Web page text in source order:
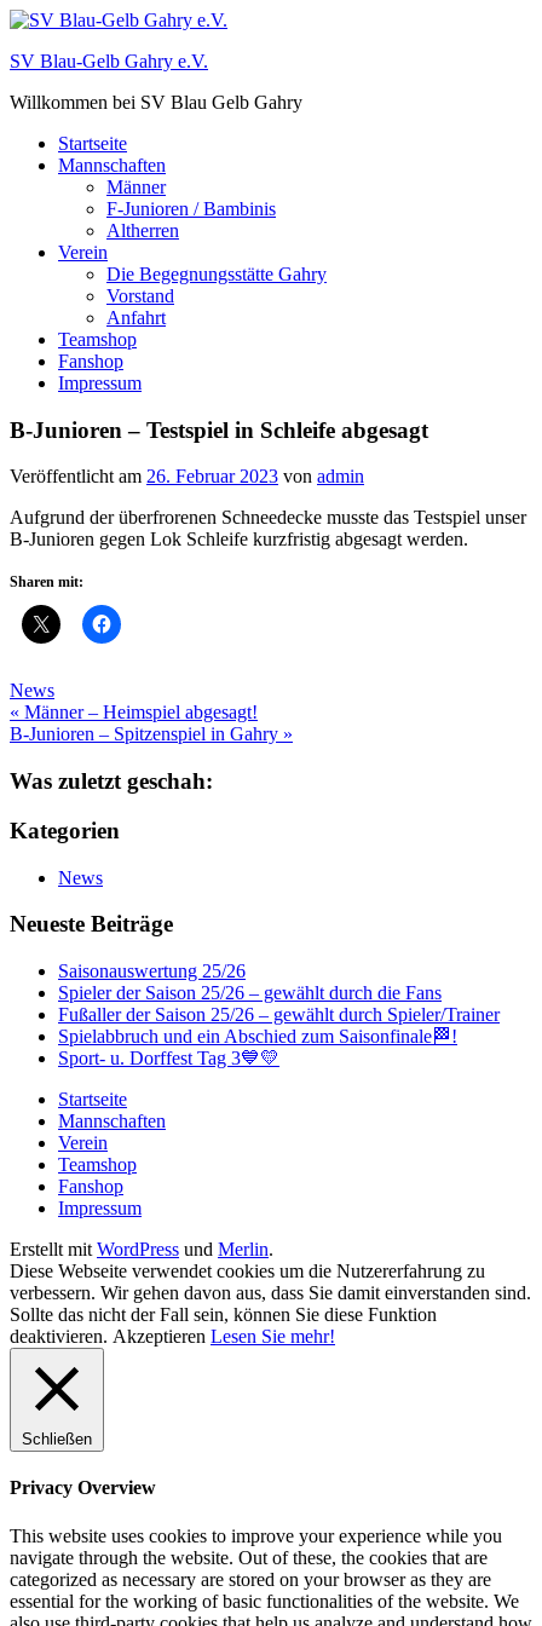
Zum
springen
SV Blau-Gelb Gahry e.V.
Willkommen bei SV Blau Gelb Gahry
Startseite
Mannschaften
Männer
F-Junioren / Bambinis
Altherren
Verein
Die Begegnungsstätte Gahry
Vorstand
Anfahrt
Teamshop
Fanshop
Impressum
B-Junioren – Testspiel in Schleife abgesagt
Veröffentlicht am 26. Februar 2023 von admin
Aufgrund der überfrorenen Schneedecke musste das Testspiel unser
B-Junioren gegen Lok Schleife kurzfristig abgesagt werden.
Sharen mit:
News
Beitragsnavigation
« Männer – Heimspiel abgesagt!
B-Junioren – Spitzenspiel in Gahry »
Was zuletzt geschah:
Kategorien
News
Neueste Beiträge
Saisonauswertung 25/26
Spieler der Saison 25/26 – gewählt durch die Fans
Fußaller der Saison 25/26 – gewählt durch Spieler/Trainer
Spielabbruch und ein Abschied zum Saisonfinale🏁!
Sport- u. Dorffest Tag 3💙💛
Startseite
Mannschaften
Verein
Teamshop
Fanshop
Impressum
Erstellt mit WordPress und Merlin.
Diese Webseite verwendet cookies um die Nutzererfahrung zu
verbessern. Wir gehen davon aus, dass Sie damit einverstanden sind.
Sollte das nicht der Fall sein, können Sie diese Funktion
deaktivieren. Akzeptieren Lesen Sie mehr!
Schließen
Privacy Overview
This website uses cookies to improve your experience while you
navigate through the website. Out of these, the cookies that are
categorized as necessary are stored on your browser as they are
essential for the working of basic functionalities of the website. We